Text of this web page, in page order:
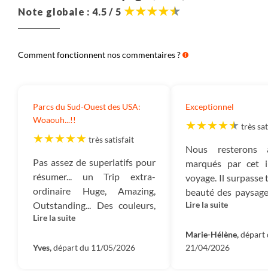
Note globale : 4.5 / 5
Comment fonctionnent nos commentaires ?
Parcs du Sud-Ouest des USA:
Woaouh...!!
très satisfait
Pas assez de superlatifs pour
résumer... un Trip extra-
ordinaire Huge, Amazing,
Outstanding... Des couleurs,
des espaces immenses...le
Lire la suite
Yves,départ du 11/05/2026
Exceptionnel
très
Nous resterons
marqués par cet
voyage. Il surpasse
beauté des
l'organisation
maintenant. La
mesure
Lire la suite
Marie-Hélène,départ
21/04/2026